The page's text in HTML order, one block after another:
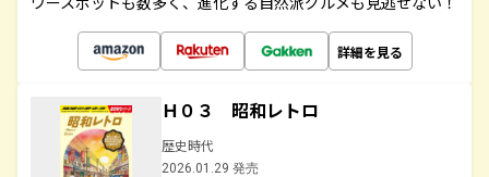
詳細を見る
Ｈ０３ 昭和レトロ
歴史時代
2026.01.29 発売